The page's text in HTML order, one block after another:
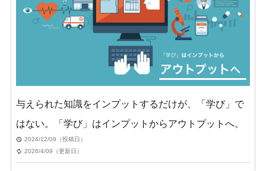
与えられた知識をインプットするだけが、「学び」で
はない。「学び」はインプットからアウトプットへ。
2024/12/09（投稿日）
2026/4/09（更新日）